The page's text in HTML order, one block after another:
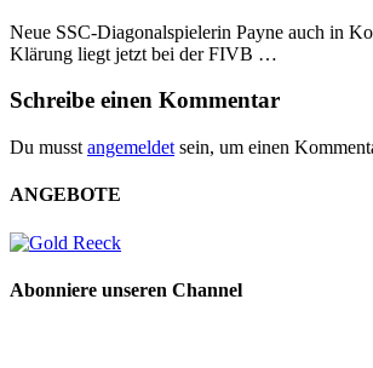
Neue SSC-Diagonalspielerin Payne auch in
Klärung liegt jetzt bei der FIVB …
Schreibe einen Kommentar
Du musst angemeldet sein, um einen
ANGEBOTE
Abonniere unseren Channel